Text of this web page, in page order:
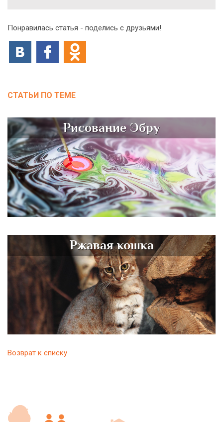
Понравилась статья - поделись с друзьями!
СТАТЬИ ПО ТЕМЕ
Рисование Эбру
Ржавая кошка
Возврат к списку